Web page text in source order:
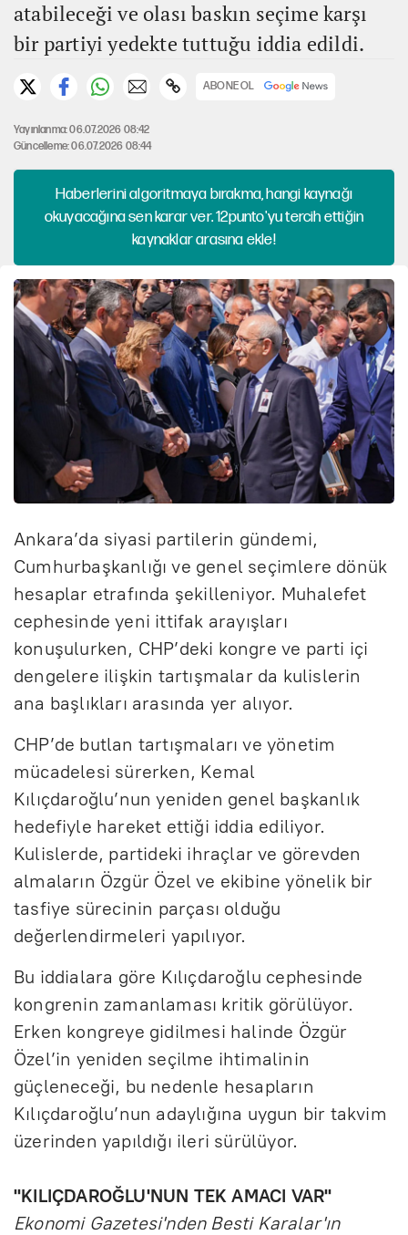
atabileceği ve olası baskın seçime karşı
bir partiyi yedekte tuttuğu iddia edildi.
ABONE OL
Yayınlanma: 06.07.2026 08:42
Güncelleme: 06.07.2026 08:44
Haberlerini algoritmaya bırakma, hangi kaynağı
okuyacağına sen karar ver. 12punto'yu tercih ettiğin
kaynaklar arasına ekle!
Ankara’da siyasi partilerin gündemi,
Cumhurbaşkanlığı ve genel seçimlere dönük
hesaplar etrafında şekilleniyor. Muhalefet
cephesinde yeni ittifak arayışları
konuşulurken, CHP’deki kongre ve parti içi
dengelere ilişkin tartışmalar da kulislerin
ana başlıkları arasında yer alıyor.
CHP’de butlan tartışmaları ve yönetim
mücadelesi sürerken, Kemal
Kılıçdaroğlu’nun yeniden genel başkanlık
hedefiyle hareket ettiği iddia ediliyor.
Kulislerde, partideki ihraçlar ve görevden
almaların Özgür Özel ve ekibine yönelik bir
tasfiye sürecinin parçası olduğu
değerlendirmeleri yapılıyor.
Bu iddialara göre Kılıçdaroğlu cephesinde
kongrenin zamanlaması kritik görülüyor.
Erken kongreye gidilmesi halinde Özgür
Özel’in yeniden seçilme ihtimalinin
güçleneceği, bu nedenle hesapların
Kılıçdaroğlu’nun adaylığına uygun bir takvim
üzerinden yapıldığı ileri sürülüyor.
"KILIÇDAROĞLU'NUN TEK AMACI VAR"
Ekonomi Gazetesi'nden Besti Karalar'ın